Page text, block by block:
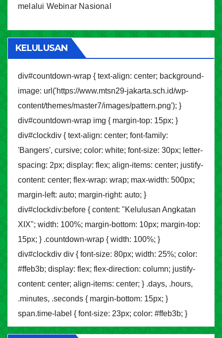
melalui Webinar Nasional
KELULUSAN
div#countdown-wrap { text-align: center; background-
image: url('https://www.mtsn29-jakarta.sch.id/wp-
content/themes/master7/images/pattern.png'); }
div#countdown-wrap img { margin-top: 15px; }
div#clockdiv { text-align: center; font-family:
'Bangers', cursive; color: white; font-size: 30px; letter-
spacing: 2px; display: flex; align-items: center; justify-
content: center; flex-wrap: wrap; max-width: 500px;
margin-left: auto; margin-right: auto; }
div#clockdiv:before { content: "Kelulusan Angkatan
XIX"; width: 100%; margin-bottom: 10px; margin-top:
15px; } .countdown-wrap { width: 100%; }
div#clockdiv div { font-size: 80px; width: 25%; color:
#ffeb3b; display: flex; flex-direction: column; justify-
content: center; align-items: center; } .days, .hours,
.minutes, .seconds { margin-bottom: 15px; }
span.time-label { font-size: 23px; color: #ffeb3b; }